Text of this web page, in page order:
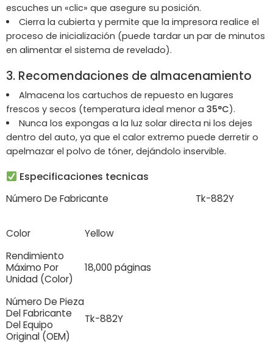
escuches un «clic» que asegure su posición.
Cierra la cubierta y permite que la impresora realice el
proceso de inicialización (puede tardar un par de minutos
en alimentar el sistema de revelado).
3. Recomendaciones de almacenamiento
Almacena los cartuchos de repuesto en lugares
frescos y secos (temperatura ideal menor a 35°C).
Nunca los expongas a la luz solar directa ni los dejes
dentro del auto, ya que el calor extremo puede derretir o
apelmazar el polvo de tóner, dejándolo inservible.
Especificaciones tecnicas
Número De Fabricante Tk-882Y
Color
Yellow
Rendimiento
Máximo Por
Unidad (Color)
18,000 páginas
Número De Pieza
Del Fabricante
Del Equipo
Original (OEM)
Tk-882Y